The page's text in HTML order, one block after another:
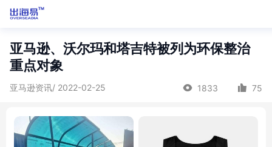
亚马逊、沃尔玛和塔吉特被列为环保整治
重点对象
亚马逊资讯/ 2022-02-25 1833 75